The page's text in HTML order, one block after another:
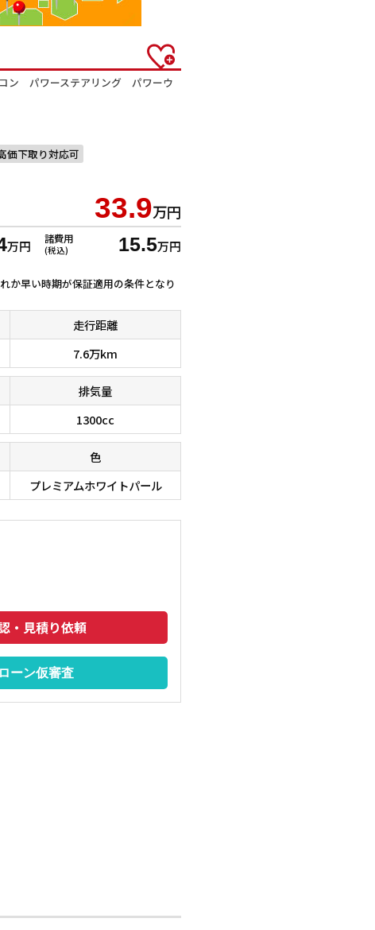
パワーステアリング パワーウ
すのでご相談下さいませ。 ■□■□■
価下取り対応可
33.9万円
万円 諸費用
(税込) 15.5万円
か早い時期が保証適用の条件となり
走行距離
7.6万km
排気量
1300cc
色
プレミアムホワイトパール
・見積り依頼
ーン仮審査